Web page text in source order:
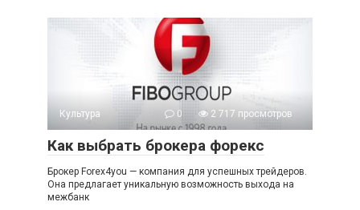
Культура 0 2 717 просмотров
Как выбрать брокера форекс
Брокер Forex4you — компания для успешных трейдеров.
Она предлагает уникальную возможность выхода на
межбанк